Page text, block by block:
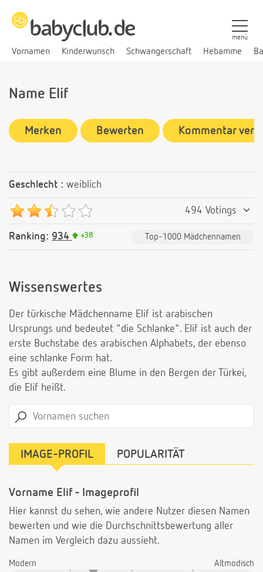
Vornamen Kinderwunsch Schwangerschaft Hebamme
menü
Name Elif
Merken Bewerten Kommentar
Geschlecht : weiblich
494 Votings
Ranking: 934 +38 Top-1000 Mädchennamen
Wissenswertes
Der türkische Mädchenname Elif ist arabischen
Ursprungs und bedeutet "die Schlanke". Elif ist auch der
erste Buchstabe des arabischen Alphabets, der ebenso
eine schlanke Form hat.
Es gibt außerdem eine Blume in den Bergen der Türkei,
die Elif heißt.
IMAGE-PROFIL POPULARITÄT
Vorname Elif - Imageprofil
Hier kannst du sehen, wie andere Nutzer diesen Namen
bewerten und wie die Durchschnittsbewertung aller
Namen im Vergleich dazu aussieht.
Modern Altmodisch